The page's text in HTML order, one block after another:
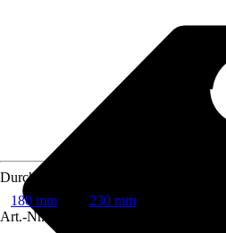
Durchmesser
180 mm
230 mm
Art.-Nr.